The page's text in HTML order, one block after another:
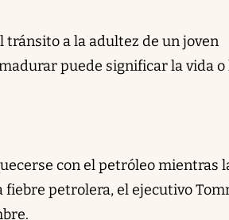
a la adultez de un joven
puede significar la vida o
con el petróleo mientras
fiebre petrolera, el ejecutivo